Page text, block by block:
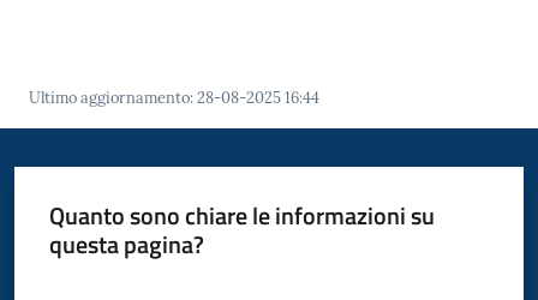
Ultimo aggiornamento:28-08-2025 16:44
Quanto sono chiare le informazioni su
questa pagina?